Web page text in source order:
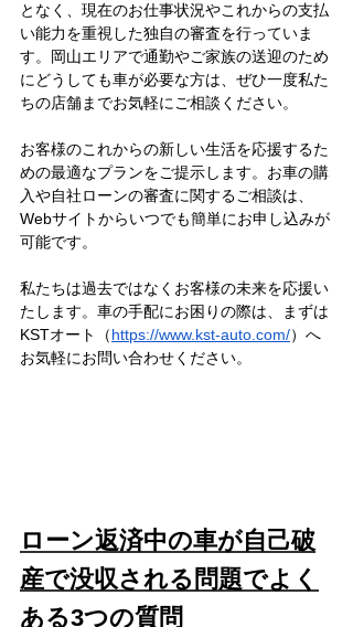
となく、現在のお仕事状況やこれからの支払
い能力を重視した独自の審査を行っていま
す。岡山エリアで通勤やご家族の送迎のため
にどうしても車が必要な方は、ぜひ一度私た
ちの店舗までお気軽にご相談ください。
お客様のこれからの新しい生活を応援するた
めの最適なプランをご提示します。お車の購
入や自社ローンの審査に関するご相談は、
Webサイトからいつでも簡単にお申し込みが
可能です。
私たちは過去ではなくお客様の未来を応援い
たします。車の手配にお困りの際は、まずは
KSTオート（https://www.kst-auto.com/）へ
お気軽にお問い合わせください。
ローン返済中の車が自己破
産で没収される問題でよく
ある3つの質問